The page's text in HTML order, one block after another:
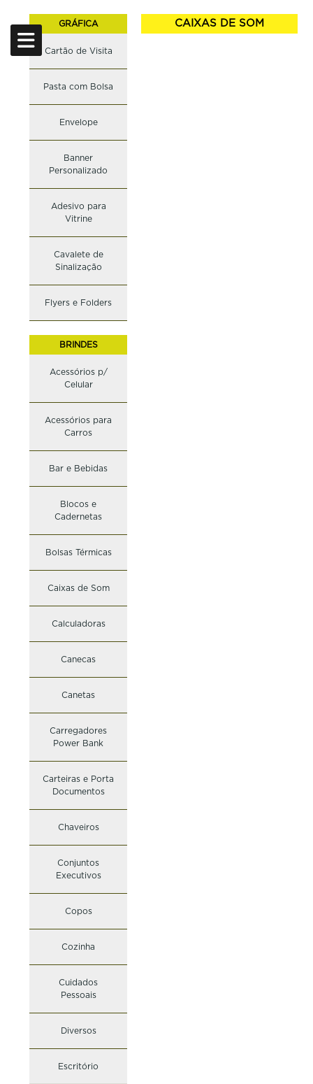
GRÁFICA
Cartão de Visita
Pasta com Bolsa
Envelope
Banner
Personalizado
Adesivo para
Vitrine
Cavalete de
Sinalização
Flyers e Folders
BRINDES
Acessórios p/
Celular
Acessórios para
Carros
Bar e Bebidas
Blocos e
Cadernetas
Bolsas Térmicas
Caixas de Som
Calculadoras
Canecas
Canetas
Carregadores
Power Bank
Carteiras e Porta
Documentos
Chaveiros
Conjuntos
Executivos
Copos
Cozinha
Cuidados
Pessoais
Diversos
Escritório
CAIXAS DE SOM